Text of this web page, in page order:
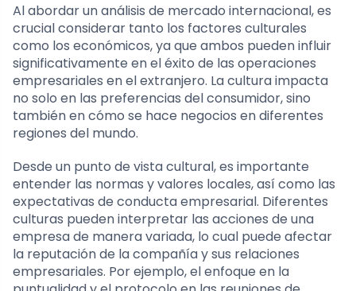
Al abordar un análisis de mercado internacional, es
crucial considerar tanto los factores culturales
como los económicos, ya que ambos pueden influir
significativamente en el éxito de las operaciones
empresariales en el extranjero. La cultura impacta
no solo en las preferencias del consumidor, sino
también en cómo se hace negocios en diferentes
regiones del mundo.
Desde un punto de vista cultural, es importante
entender las normas y valores locales, así como las
expectativas de conducta empresarial. Diferentes
culturas pueden interpretar las acciones de una
empresa de manera variada, lo cual puede afectar
la reputación de la compañía y sus relaciones
empresariales. Por ejemplo, el enfoque en la